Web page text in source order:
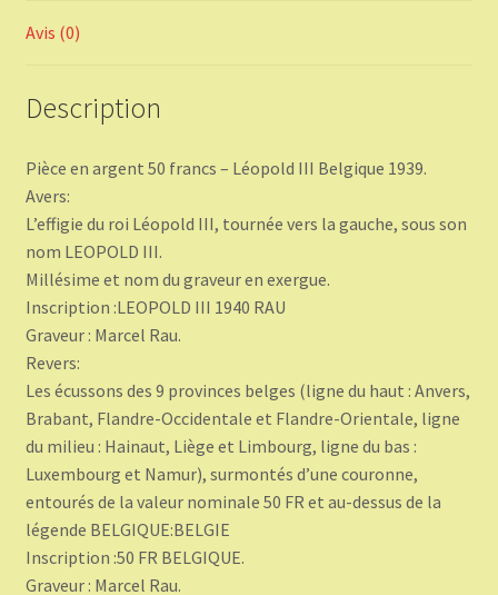
Avis (0)
Description
Pièce en argent 50 francs – Léopold III Belgique 1939.
Avers:
L’effigie du roi Léopold III, tournée vers la gauche, sous son
nom LEOPOLD III.
Millésime et nom du graveur en exergue.
Inscription :LEOPOLD III 1940 RAU
Graveur : Marcel Rau.
Revers:
Les écussons des 9 provinces belges (ligne du haut : Anvers,
Brabant, Flandre-Occidentale et Flandre-Orientale, ligne
du milieu : Hainaut, Liège et Limbourg, ligne du bas :
Luxembourg et Namur), surmontés d’une couronne,
entourés de la valeur nominale 50 FR et au-dessus de la
légende BELGIQUE:BELGIE
Inscription :50 FR BELGIQUE.
Graveur : Marcel Rau.